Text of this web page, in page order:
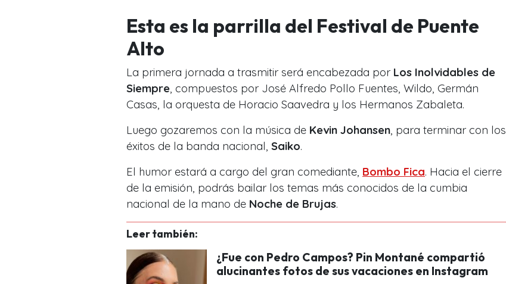
Esta es la parrilla del Festival de Puente
Alto
La primera jornada a trasmitir será encabezada por Los Inolvidables de
Siempre , compuestos por José Alfredo Pollo Fuentes, Wildo, Germán
Casas, la orquesta de Horacio Saavedra y los Hermanos Zabaleta.
Luego gozaremos con la música de Kevin Johansen , para terminar con los
éxitos de la banda nacional, Saiko.
El humor estará a cargo del gran comediante, Bombo Fica. Hacia el cierre
de la emisión, podrás bailar los temas más conocidos de la cumbia
nacional de la mano de Noche de Brujas.
Leer también:
¿Fue con Pedro Campos? Pin Montané compartió
alucinantes fotos de sus vacaciones en Instagram